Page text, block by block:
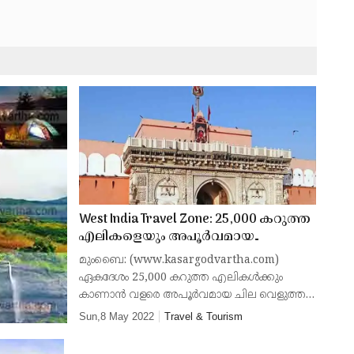
West India Travel Zone: 25,000 കറുത്ത
എലികളെയും അപൂര്‍വമായ
വെളുത്ത എലികളെയും
ആരാധിക്കുന്ന ഒരു ക്ഷേത്രം;
സഞ്ചാരികൾക്ക് കൗതുകം പകരുന്ന
കര്‍ണി മാതാ ക്ഷേത്രത്തിലെ
വിശേഷങ്ങൾ അറിയാം
മുംബൈ: (www.kasargodvartha.com)
ഏകദേശം 25,000 കറുത്ത എലികള്‍ക്കും
കാണാന്‍ വളരെ അപൂര്‍വമായ ചില വെളുത്ത
എലികള്‍ക്കും പ്രസിദ്ധമായ ക്ഷേത്രമാണ്
Sun,8 May 2022 Travel & Tourism